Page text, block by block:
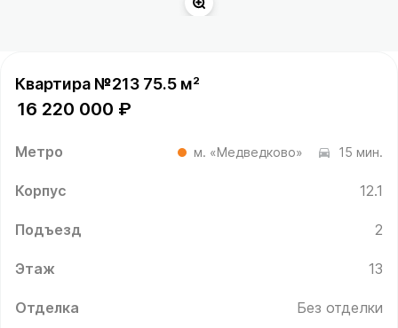
Квартира №213 75.5 м²
16 220 000 ₽
Метро м. «Медведково» 15 мин.
Корпус 12.1
Подъезд 2
Этаж 13
Отделка Без отделки